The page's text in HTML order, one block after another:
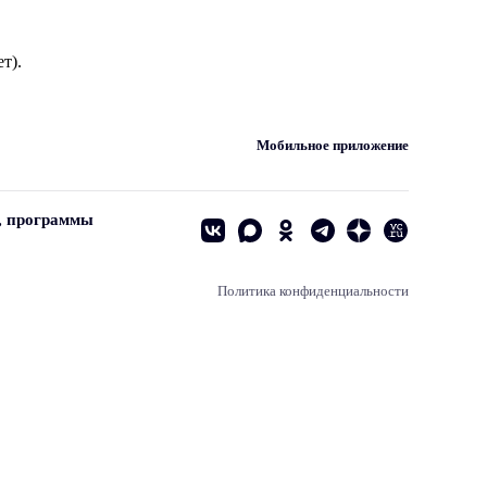
Мобильное приложение
программы
Политика конфиденциальности